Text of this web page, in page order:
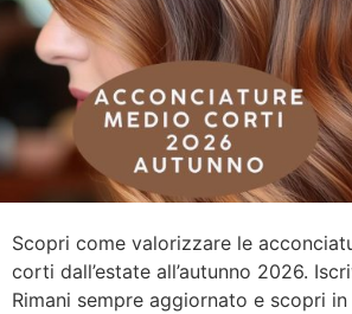
Scopri come valorizzare le
corti dall’estate all’autunno 2026.
Rimani sempre aggiornato e scopri